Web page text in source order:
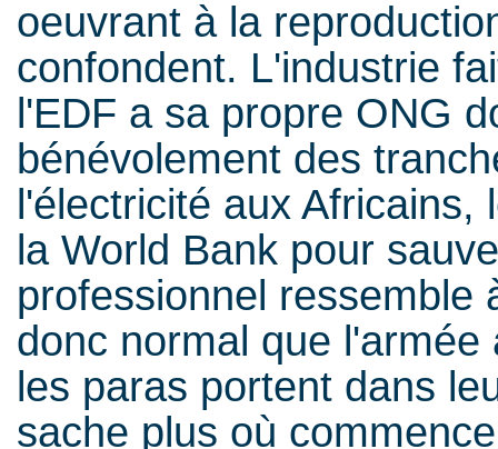
oeuvrant à la
confondent. L'industrie
l'EDF a sa propre ONG
bénévolement des
l'électricité aux
la World Bank pour
professionnel ressemble
donc normal que
les paras portent dans
sache plus où